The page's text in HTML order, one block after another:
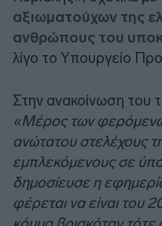
αξιωματούχων της
ανθρώπους του
λίγο το Υπουργείο
Στην ανακοίνωση του
«Μέρος των
ανώτατου στελέχους
εμπλεκόμενους σε
δημοσίευσε η
φέρεται να είναι του